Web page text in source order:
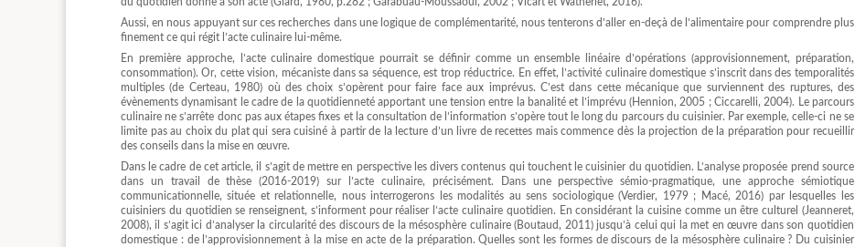
Aussi, en nous appuyant sur ces recherches dans une logique de complémentarité, nous tenterons d’aller en-deçà de l’alimentaire pour comprendre plus
finement ce qui régit l’acte culinaire lui-même.
En première approche, l’acte culinaire domestique pourrait se définir comme un ensemble linéaire d’opérations (approvisionnement, préparation,
consommation). Or, cette vision, mécaniste dans sa séquence, est trop réductrice. En effet, l’activité culinaire domestique s’inscrit dans des temporalités
multiples (de Certeau, 1980) où des choix s’opèrent pour faire face aux imprévus. C’est dans cette mécanique que surviennent des ruptures, des
évènements dynamisant le cadre de la quotidienneté apportant une tension entre la banalité et l’imprévu (Hennion, 2005 ; Ciccarelli, 2004). Le parcours
culinaire ne s’arrête donc pas aux étapes fixes et la consultation de l’information s’opère tout le long du parcours du cuisinier. Par exemple, celle-ci ne se
limite pas au choix du plat qui sera cuisiné à partir de la lecture d’un livre de recettes mais commence dès la projection de la préparation pour recueillir
des conseils dans la mise en œuvre.
Dans le cadre de cet article, il s’agit de mettre en perspective les divers contenus qui touchent le cuisinier du quotidien. L’analyse proposée prend source
dans un travail de thèse (2016-2019) sur l’acte culinaire, précisément. Dans une perspective sémio-pragmatique, une approche sémiotique
communicationnelle, située et relationnelle, nous interrogerons les modalités au sens sociologique (Verdier, 1979 ; Macé, 2016) par lesquelles les
cuisiniers du quotidien se renseignent, s’informent pour réaliser l’acte culinaire quotidien. En considérant la cuisine comme un être culturel (Jeanneret,
2008), il s’agit ici d’analyser la circularité des discours de la mésosphère culinaire (Boutaud, 2011) jusqu’à celui qui la met en œuvre dans son quotidien
domestique : de l’approvisionnement à la mise en acte de la préparation. Quelles sont les formes de discours de la mésosphère culinaire ? Du cuisinier